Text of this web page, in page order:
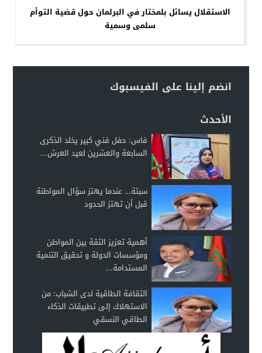
الاستقلال يسائل بلمختار في البرلمان حول قضية التوأم
سلمى وسمية
انضم إلينا على الفيسبوك
الأحدث
فاس: حفل فني كبير يخلد الذكرى
السابعة والعشرين لعيد العرش...
سبتة… عندما يهتز سؤال المواطنة
قبل أن تهتز الحدود
أهمية تعزيز الثقة بين المواطن
ومؤسسات الدولة و تحقيق التنمية
المستدامة...
الثقافة الطاقية لدى الشباب: من
الاستهلاك إلى تطبيقات الذكاء
الطاقي النسقي